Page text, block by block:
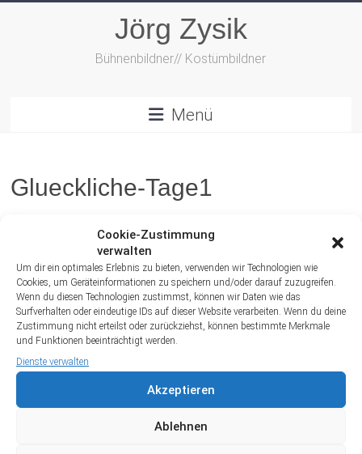
Cookie-Zustimmung
verwalten
Um dir ein optimales Erlebnis zu bieten, verwenden wir Technologien wie
Cookies, um Geräteinformationen zu speichern und/oder darauf zuzugreifen.
Wenn du diesen Technologien zustimmst, können wir Daten wie das
Surfverhalten oder eindeutige IDs auf dieser Website verarbeiten. Wenn du deine
Zustimmung nicht erteilst oder zurückziehst, können bestimmte Merkmale
und Funktionen beeinträchtigt werden.
Dienste verwalten
Akzeptieren
Ablehnen
Jörg Zysik
Bühnenbildner// Kostümbildner
Menü
Glueckliche-Tage1